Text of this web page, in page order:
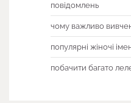
повідомлень
чому важливо
популярні жіночі
побачити багато